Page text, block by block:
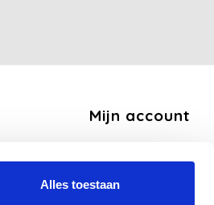
Alles toestaan
Mijn account
Mijn tickets